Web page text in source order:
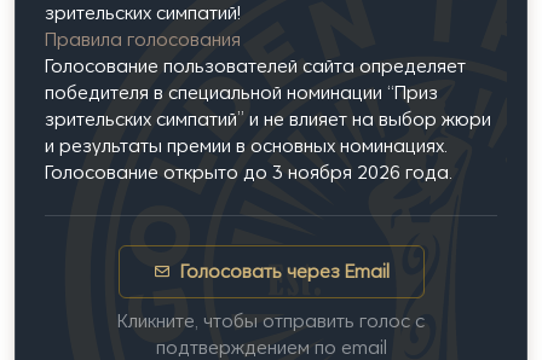
зрительских симпатий!
Правила голосования
Голосование пользователей сайта определяет
победителя в специальной номинации “Приз
зрительских симпатий” и не влияет на выбор жюри
и результаты премии в основных номинациях.
Голосование открыто до 3 ноября 2026 года.
Голосовать через Email
Кликните, чтобы отправить голос с
подтверждением по email